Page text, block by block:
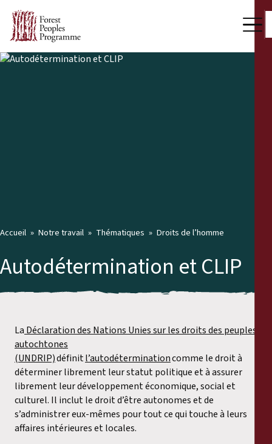
Accueil Notre travail Thématiques Droits de l’homme
Autodétermination et CLIP
La Déclaration des Nations Unies sur les droits des peuples
autochtones
(UNDRIP)définitl’autodéterminationcomme le droit à
déterminer librement leur statut politique et à assurer
librement leur développement économique, social et
culturel. Il inclut le droit d’être autonomes et de
s’administrer eux-mêmes pour tout ce qui touche à leurs
affaires intérieures et locales.